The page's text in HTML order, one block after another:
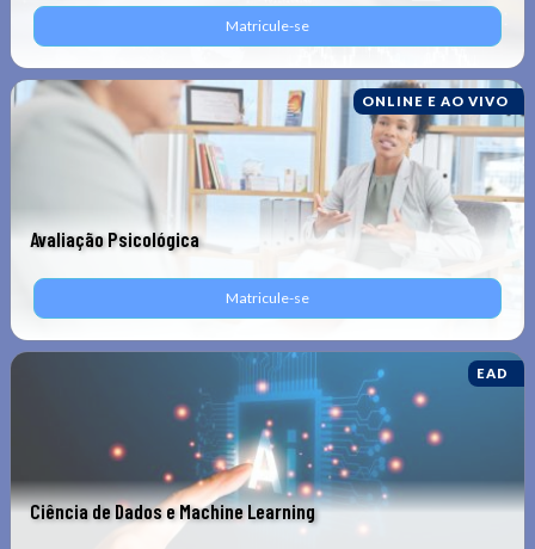
Matricule-se
ONLINE E AO VIVO
Avaliação Psicológica
Matricule-se
EAD
Ciência de Dados e Machine Learning